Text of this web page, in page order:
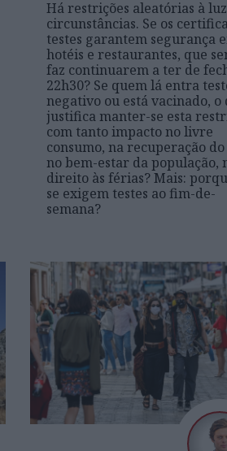
Há restrições aleatórias à
circunstâncias. Se os
testes garantem segurança
hotéis e restaurantes, que
faz continuarem a ter de
22h30? Se quem lá entra
negativo ou está vacinado, o
justifica manter-se esta
com tanto impacto no livre
consumo, na recuperação do
no bem-estar da população,
direito às férias? Mais:
se exigem testes ao fim-de-
semana?